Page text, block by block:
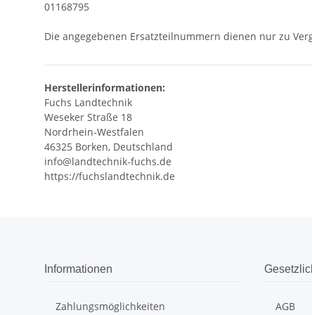
01168795
Die angegebenen Ersatzteilnummern dienen nur zu
Herstellerinformationen:
Fuchs Landtechnik
Weseker Straße 18
Nordrhein-Westfalen
46325 Borken, Deutschland
info@landtechnik-fuchs.de
https://fuchslandtechnik.de
Informationen
Zahlungsmöglichkeiten AGB